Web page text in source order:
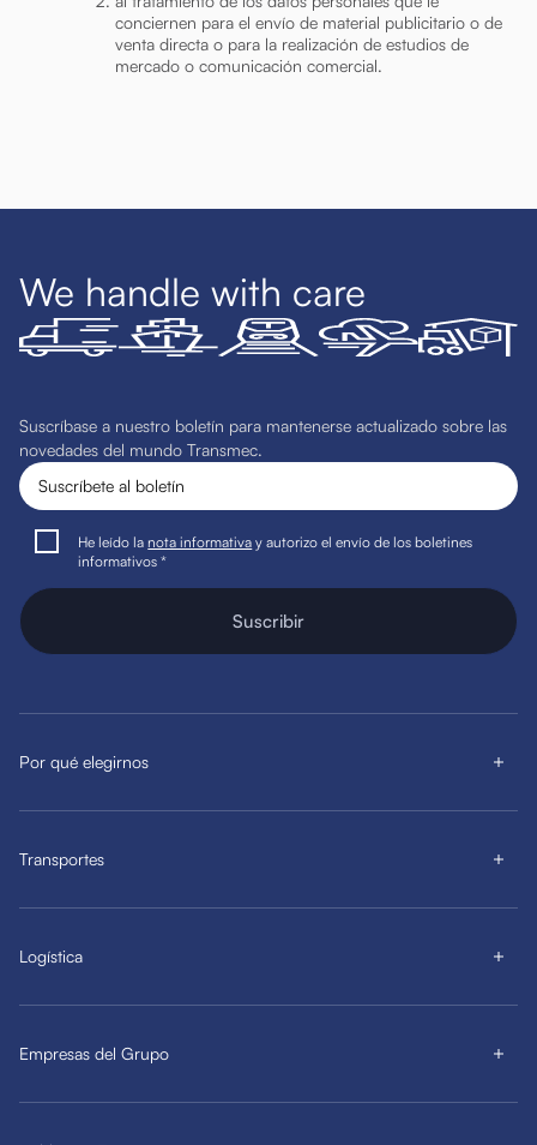
conciernen para el envío de material publicitario o de
venta directa o para la realización de estudios de
mercado o comunicación comercial.
We handle with care
Suscríbase a nuestro boletín para mantenerse actualizado sobre las
novedades del mundo Transmec.
He leído lanota informativa y autorizo el envío de los boletines
informativos *
Suscribir
Por qué elegirnos
Transportes
Logística
Empresas del Grupo